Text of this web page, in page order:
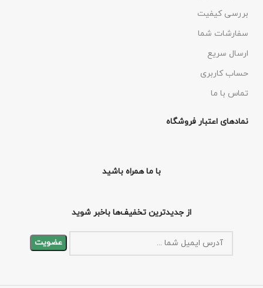
بررسی کیفیت
سفارشات شما
ارسال سریع
حساب کاربری
تماس با ما
نمادهای اعتبار فروشگاه
با ما همراه باشید
از جدیدترین تخفیف‌ها باخبر شوید